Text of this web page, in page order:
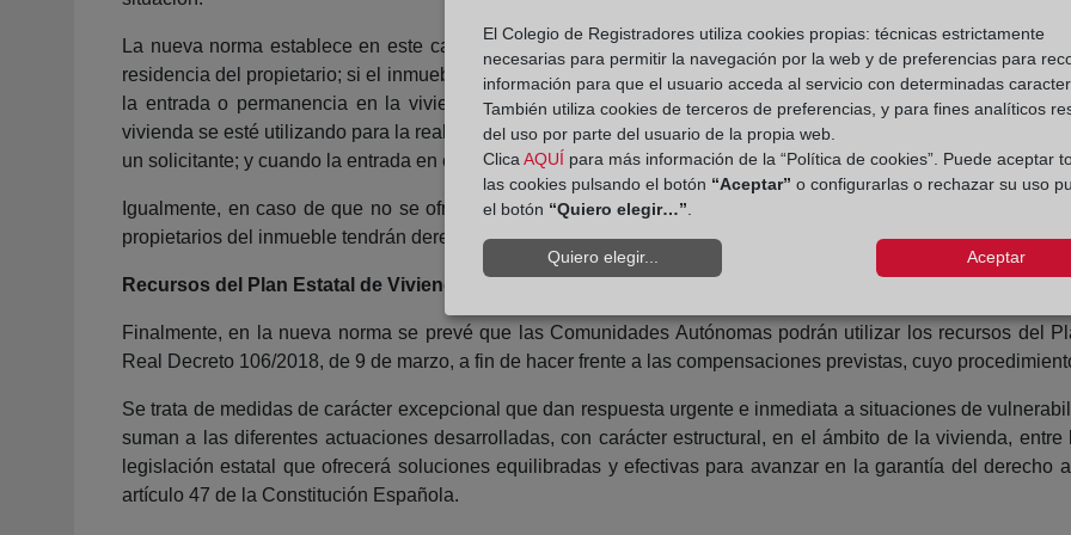
La nueva norma establece en este caso que la suspensión del procedimiento nunca podrá dictarse
residencia del propietario; si el inmueble se encuentra cedido a una persona física que tenga en él su
la entrada o permanencia en la vivienda se haya producido mediando intimidación o violencia sobre las
vivienda se esté utilizando para la realización de actividades ilícitas; al tratarse de inmuebles destinados a
un solicitante; y cuando la entrada en el inmueble se haya producido con posterioridad a la entrada en vigor del
Igualmente, en caso de que no se ofrezca una solución habitacional en los tres meses siguientes desde la
propietarios del inmueble tendrán derecho a solicitar una compensación siempre que se acredite el perjuicio
Recursos del Plan Estatal de Vivienda
Finalmente, en la nueva norma se prevé que las Comunidades Autónomas podrán utilizar los recursos del
Real Decreto 106/2018, de 9 de marzo, a fin de hacer frente a las compensaciones previstas, cuyo
Se trata de medidas de carácter excepcional que dan respuesta urgente e inmediata a situaciones de
suman a las diferentes actuaciones desarrolladas, con carácter estructural, en el ámbito de la vivienda,
legislación estatal que ofrecerá soluciones equilibradas y efectivas para avanzar en la garantía del derecho
artículo 47 de la Constitución Española.
El Colegio de Registradores utiliza cookies propias: técnicas estrictamente
necesarias para permitir la navegación por la web y de preferencias para
información para que el usuario acceda al servicio con determinadas
También utiliza cookies de terceros de preferencias, y para fines analíticos
del uso por parte del usuario de la propia web.
Clica AQUÍ para más información de la “Política de cookies”. Puede aceptar
las cookies pulsando el botón “Aceptar” o configurarlas o rechazar su uso
el botón “Quiero elegir…”
Quiero elegir... Aceptar